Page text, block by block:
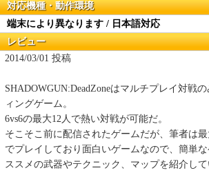
対応機種・動作環境
端末により異なります / 日本語対応
レビュー
2014/03/01 投稿
SHADOWGUN:DeadZoneはマルチプレイ対戦
ィングゲーム。
6vs6の最大12人で熱い対戦が可能だ。
そこそこ前に配信されたゲームだが、筆者は
でプレイしており面白いゲームなので、簡単
ススメの武器やテクニック、マップを紹介して